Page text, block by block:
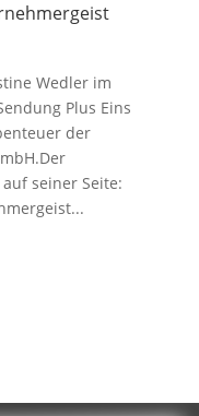
Wedler im
Plus Eins
der
seiner Seite: